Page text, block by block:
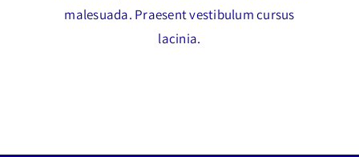
malesuada. Praesent vestibulum cursus
lacinia.